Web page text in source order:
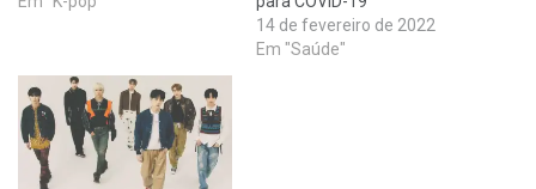
14 de fevereiro de 2022
Em "Saúde"